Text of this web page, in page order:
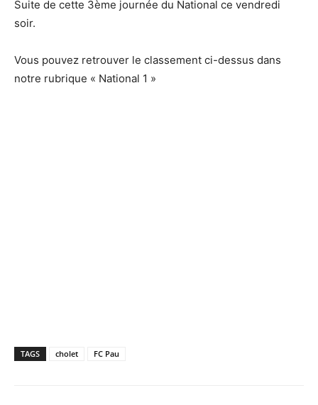
Suite de cette 3ème journée du National ce vendredi
soir.
Vous pouvez retrouver le classement ci-dessus dans
notre rubrique « National 1 »
TAGS cholet FC Pau